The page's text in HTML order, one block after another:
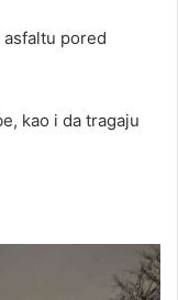
pored
kao i da tragaju